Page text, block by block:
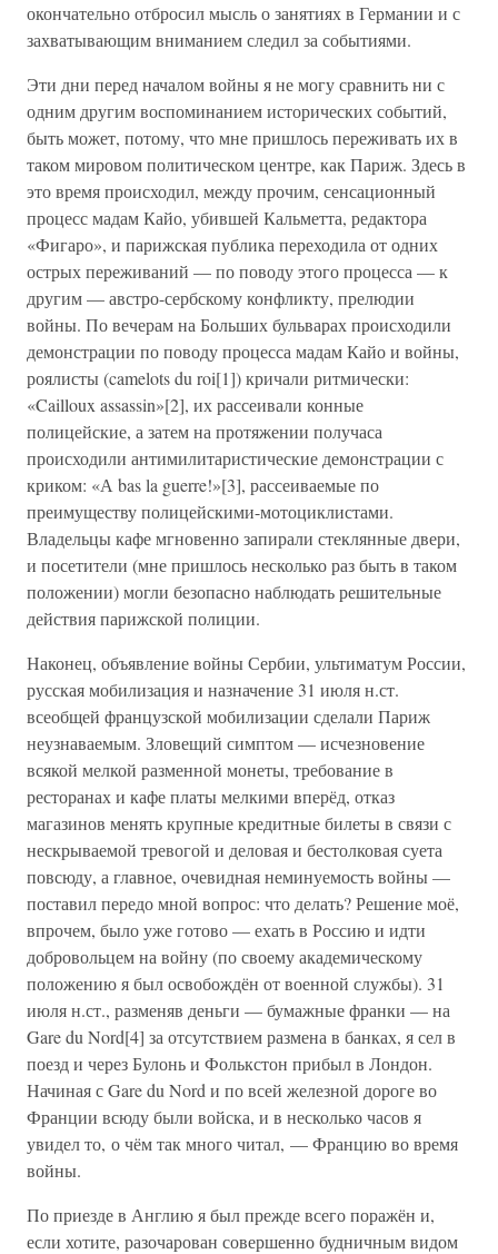
окончательно отбросил мысль о занятиях в Германии и с
захватывающим вниманием следил за событиями.
Эти дни перед началом войны я не могу сравнить ни с
одним другим воспоминанием исторических событий,
быть может, потому, что мне пришлось переживать их в
таком мировом политическом центре, как Париж. Здесь в
это время происходил, между прочим, сенсационный
процесс мадам Кайо, убившей Кальметта, редактора
«Фигаро», и парижская публика переходила от одних
острых переживаний — по поводу этого процесса — к
другим — австро-сербскому конфликту, прелюдии
войны. По вечерам на Больших бульварах происходили
демонстрации по поводу процесса мадам Кайо и войны,
роялисты (camelots du roi[1]) кричали ритмически:
«Cailloux assassin»[2], их рассеивали конные
полицейские, а затем на протяжении получаса
происходили антимилитаристические демонстрации с
криком: «А bas la guerre!»[3], рассеиваемые по
преимуществу полицейскими-мотоциклистами.
Владельцы кафе мгновенно запирали стеклянные двери,
и посетители (мне пришлось несколько раз быть в таком
положении) могли безопасно наблюдать решительные
действия парижской полиции.
Наконец, объявление войны Сербии, ультиматум России,
русская мобилизация и назначение 31 июля н.ст.
всеобщей французской мобилизации сделали Париж
неузнаваемым. Зловещий симптом — исчезновение
всякой мелкой разменной монеты, требование в
ресторанах и кафе платы мелкими вперёд, отказ
магазинов менять крупные кредитные билеты в связи с
нескрываемой тревогой и деловая и бестолковая суета
повсюду, а главное, очевидная неминуемость войны —
поставил передо мной вопрос: что делать? Решение моё,
впрочем, было уже готово — ехать в Россию и идти
добровольцем на войну (по своему академическому
положению я был освобождён от военной службы). 31
июля н.ст., разменяв деньги — бумажные франки — на
Gare du Nord[4] за отсутствием размена в банках, я сел в
поезд и через Булонь и Фолькстон прибыл в Лондон.
Начиная с Gare du Nord и по всей железной дороге во
Франции всюду были войска, и в несколько часов я
увидел то, о чём так много читал, — Францию во время
войны.
По приезде в Англию я был прежде всего поражён и,
если хотите, разочарован совершенно будничным видом